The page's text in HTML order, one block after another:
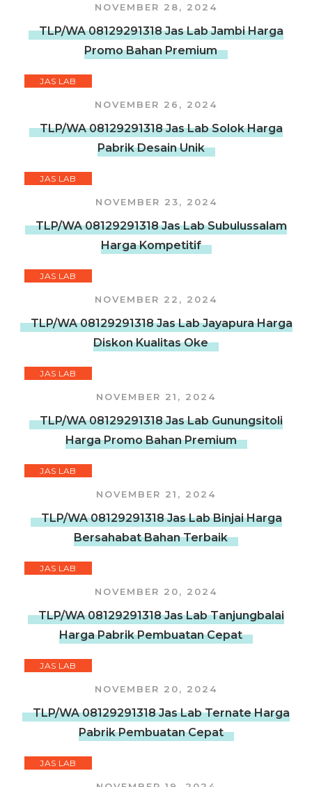
NOVEMBER 28, 2024
TLP/WA 08129291318 Jas Lab Jambi Harga
Promo Bahan Premium
JAS LAB
NOVEMBER 26, 2024
TLP/WA 08129291318 Jas Lab Solok Harga
Pabrik Desain Unik
JAS LAB
NOVEMBER 23, 2024
TLP/WA 08129291318 Jas Lab Subulussalam
Harga Kompetitif
JAS LAB
NOVEMBER 22, 2024
TLP/WA 08129291318 Jas Lab Jayapura Harga
Diskon Kualitas Oke
JAS LAB
NOVEMBER 21, 2024
TLP/WA 08129291318 Jas Lab Gunungsitoli
Harga Promo Bahan Premium
JAS LAB
NOVEMBER 21, 2024
TLP/WA 08129291318 Jas Lab Binjai Harga
Bersahabat Bahan Terbaik
JAS LAB
NOVEMBER 20, 2024
TLP/WA 08129291318 Jas Lab Tanjungbalai
Harga Pabrik Pembuatan Cepat
JAS LAB
NOVEMBER 20, 2024
TLP/WA 08129291318 Jas Lab Ternate Harga
Pabrik Pembuatan Cepat
JAS LAB